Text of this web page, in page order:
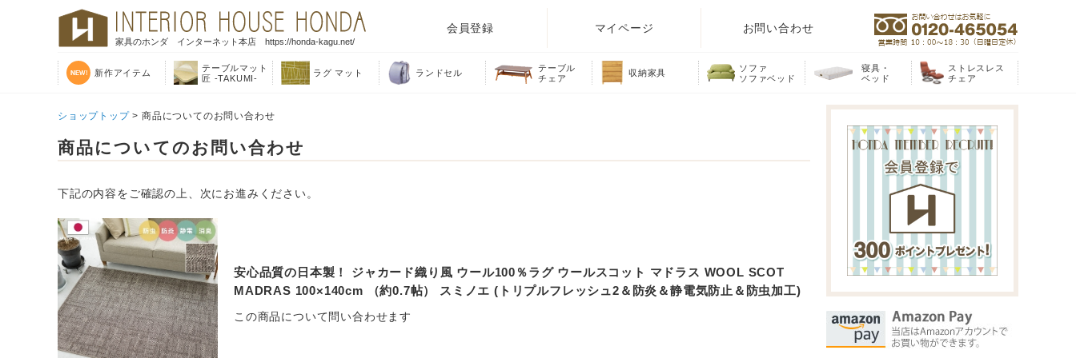
家具のホンダ インターネット本店 https://honda-kagu.net/
会員登録 マイページ お問い合わせ
新作アイテム
テーブルマット
匠 -TAKUMI-
ラグ マット ランドセル
テーブル
チェア
収納家具
ソファ
ソファベッド
寝具・
ベッド
ストレスレス
チェア
ショップトップ> 商品についてのお問い合わせ
商品についてのお問い合わせ
下記の内容をご確認の上、次にお進みください。
安心品質の日本製！ ジャカード織り風 ウール100％ラグ ウールスコット マドラス WOOL SCOT
MADRAS 100×140cm （約0.7帖） スミノエ (トリプルフレッシュ2＆防炎＆静電気防止＆防虫加工)
この商品について問い合わせます